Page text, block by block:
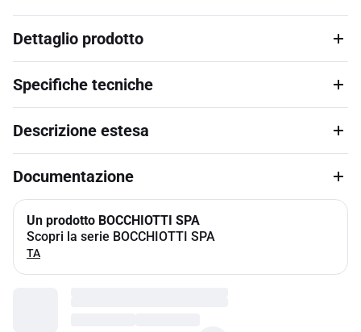
Dettaglio prodotto
Specifiche tecniche
Descrizione estesa
Documentazione
Un prodotto BOCCHIOTTI SPA
Scopri la serie BOCCHIOTTI SPA
TA